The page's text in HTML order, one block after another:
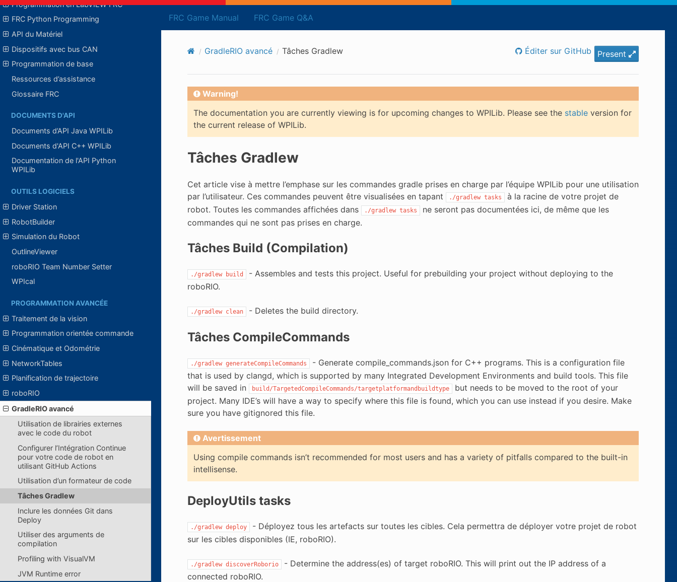
FRC Game Manual FRC Game Q&A
Programmation en LabVIEW FRC
FRC Python Programming
API du Matériel
Dispositifs avec bus CAN
Programmation de base
Ressources d’assistance
Glossaire FRC
DOCUMENTS D'API
Documents d’API Java WPILib
Documents d'API C++ WPILib
Documentation de l'API Python
WPILib
OUTILS LOGICIELS
Driver Station
RobotBuilder
Simulation du Robot
OutlineViewer
roboRIO Team Number Setter
WPIcal
PROGRAMMATION AVANCÉE
Traitement de la vision
Programmation orientée commande
Cinématique et Odométrie
NetworkTables
Planification de trajectoire
roboRIO
GradleRIO avancé
Utilisation de librairies externes
avec le code du robot
Configurer l’Intégration Continue
pour votre code de robot en
utilisant GitHub Actions
Utilisation d’un formateur de code
Tâches Gradlew
Inclure les données Git dans
Deploy
Utiliser des arguments de
compilation
Profiling with VisualVM
JVM Runtime error
GradleRIO avancé Tâches Gradlew Present
Éditer sur GitHub
Warning!
The documentation you are currently viewing is for upcoming changes to WPILib. Please see the stableversion for
the current release of WPILib.
Tâches Gradlew
Cet article vise à mettre l’emphase sur les commandes gradle prises en charge par l’équipe WPILib pour une utilisation
par l’utilisateur. Ces commandes peuvent être visualisées en tapant
./gradlew tasks
à la racine de votre projet de
robot. Toutes les commandes affichées dans
./gradlew tasks
ne seront pas documentées ici, de même que les
commandes qui ne sont pas prises en charge.
Tâches Build (Compilation)
./gradlew build
- Assembles and tests this project. Useful for prebuilding your project without deploying to the
roboRIO.
./gradlew clean - Deletes the build directory.
Tâches CompileCommands
./gradlew generateCompileCommands
- Generate compile_commands.json for C++ programs. This is a configuration file
that is used by clangd, which is supported by many Integrated Development Environments and build tools. This file
will be saved in
build/TargetedCompileCommands/targetplatformandbuildtype
but needs to be moved to the root of your
project. Many IDE’s will have a way to specify where this file is found, which you can use instead if you desire. Make
sure you have gitignored this file.
Avertissement
Using compile commands isn’t recommended for most users and has a variety of pitfalls compared to the built-in
intellisense.
DeployUtils tasks
./gradlew deploy
- Déployez tous les artefacts sur toutes les cibles. Cela permettra de déployer votre projet de robot
sur les cibles disponibles (IE, roboRIO).
./gradlew discoverRoborio
- Determine the address(es) of target roboRIO. This will print out the IP address of a
connected roboRIO.